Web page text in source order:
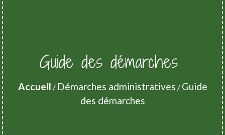
Guide des démarches
Accueil / Démarches administratives / Guide
des démarches